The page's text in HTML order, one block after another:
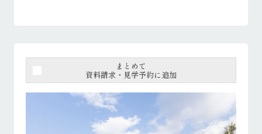
まとめて
資料請求・見学予約に追加